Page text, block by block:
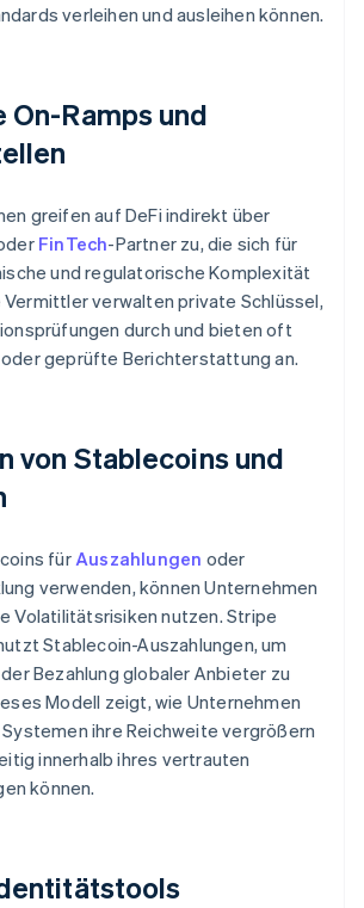
verleihen und ausleihen können.
On-Ramps und
greifen auf DeFi indirekt über
FinTech-Partner zu, die sich für
und regulatorische Komplexität
Vermittler verwalten private Schlüssel,
durch und bieten oft
geprüfte Berichterstattung an.
von Stablecoins und
fürAuszahlungen oder
verwenden, können Unternehmen
Volatilitätsrisiken nutzen. Stripe
Stablecoin-Auszahlungen, um
Bezahlung globaler Anbieter zu
Modell zeigt, wie Unternehmen
ihre Reichweite vergrößern
innerhalb ihres vertrauten
können.